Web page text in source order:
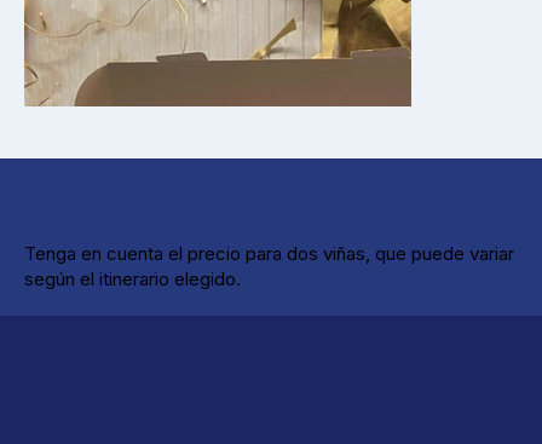
Tenga en cuenta el precio para dos viñas, que puede variar
según el itinerario elegido.